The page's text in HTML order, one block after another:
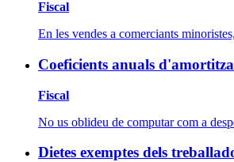
Fiscal
En les vendes a comerciants
Coeficients anuals
Fiscal
No us oblideu de computar com a
Dietes exemptes dels